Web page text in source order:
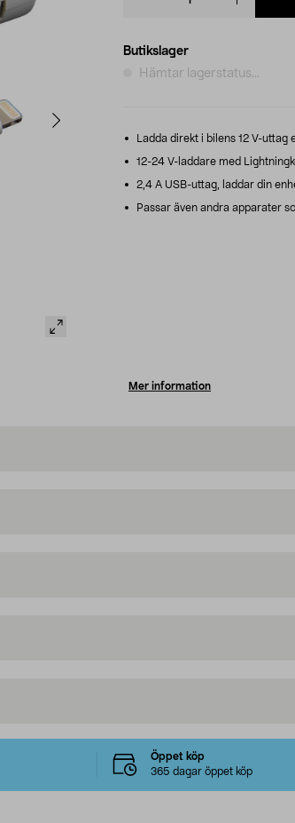
Butikslager
Hämtar lagerstatus...
Ladda direkt i bilens 12 V-uttag
12-24 V-laddare med
2,4 A USB-uttag, laddar din
Passar även andra apparater
Mer information
Öppet köp
365 dagar öppet köp